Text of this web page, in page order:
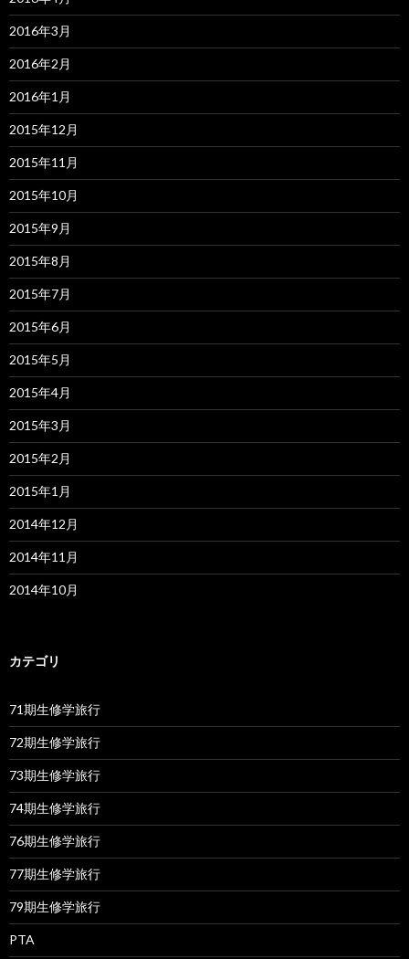
2016年3月
2016年2月
2016年1月
2015年12月
2015年11月
2015年10月
2015年9月
2015年8月
2015年7月
2015年6月
2015年5月
2015年4月
2015年3月
2015年2月
2015年1月
2014年12月
2014年11月
2014年10月
カテゴリ
71期生修学旅行
72期生修学旅行
73期生修学旅行
74期生修学旅行
76期生修学旅行
77期生修学旅行
79期生修学旅行
PTA